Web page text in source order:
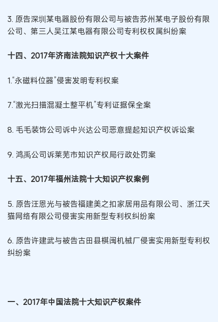
3. 原告深圳某电器股份有限公司与被告苏州某电子股份有限
公司、第三人吴江某电器有限公司专利权权属纠纷案
十四、2017年济南法院知识产权十大案件
1.“永磁料位器”侵害发明专利权案
7.“激光扫描混凝土整平机”专利证据保全案
8. 毛毛装饰公司诉中兴达公司恶意提起知识产权诉讼案
9. 鸿禹公司诉莱芜市知识产权局行政处罚案
十五、2017年福州法院十大知识产权案例
5. 原告汪恩光与被告福建美之扣家居用品有限公司、浙江天
猫网络有限公司侵害实用新型专利权纠纷案
6. 原告许建武与被告古田县棋闽机械厂侵害实用新型专利权
纠纷案
一、2017年中国法院十大知识产权案件